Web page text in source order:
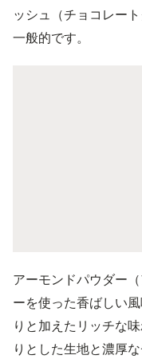
ッシュ（チョコレー
一般的です。
アーモンドパウダー
ーを使った香ばしい
りと加えたリッチな
りとした生地と濃厚